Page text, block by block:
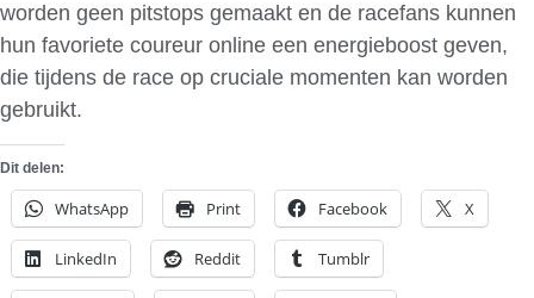
worden geen pitstops gemaakt en de racefans kunnen
hun favoriete coureur online een energieboost geven,
die tijdens de race op cruciale momenten kan worden
gebruikt.
Dit delen:
WhatsApp Print Facebook X
LinkedIn Reddit Tumblr